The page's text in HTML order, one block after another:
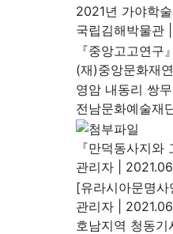
2021년 가야학
국립김해박물관
『중앙고고연
(재)중앙문화재
영암 내동리 쌍
전남문화예술재
『만덕동사지
관리자
[유라시아문명
관리자
호남지역 청동